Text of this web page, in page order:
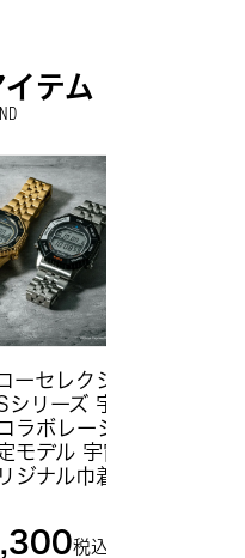
テム
ーセレクシ
シリーズ 宇
ラボレーシ
モデル 宇宙
ジナル巾着
税込